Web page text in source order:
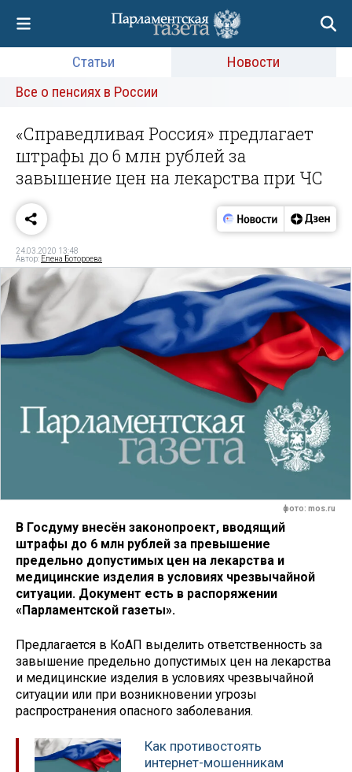
Статьи
Новости
Все о пенсиях в России
«Справедливая Россия» предлагает
штрафы до 6 млн рублей за
завышение цен на лекарства при ЧС
24.03.2020 13:48
Автор: Елена Ботороева
фото: mos.ru
В Госдуму внесён законопроект, вводящий
штрафы до 6 млн рублей за превышение
предельно допустимых цен на лекарства и
медицинские изделия в условиях чрезвычайной
ситуации. Документ есть в распоряжении
«Парламентской газеты».
Предлагается в КоАП выделить ответственность за
завышение предельно допустимых цен на лекарства
и медицинские изделия в условиях чрезвычайной
ситуации или при возникновении угрозы
распространения опасного заболевания.
Как противостоять
интернет-мошенникам